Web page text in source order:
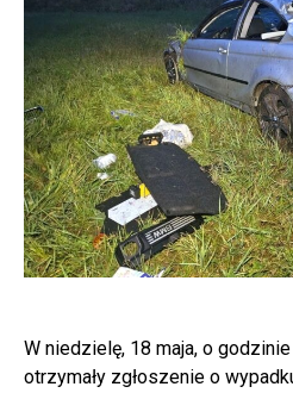
W niedzielę, 18 maja, o
otrzymały zgłoszenie o